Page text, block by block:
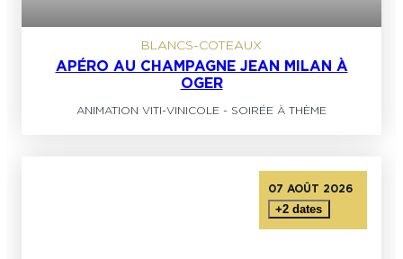
BLANCS-COTEAUX
APÉRO AU CHAMPAGNE JEAN MILAN À
OGER
ANIMATION VITI-VINICOLE - SOIRÉE À THÈME
07 AOÛT 2026
+2 dates